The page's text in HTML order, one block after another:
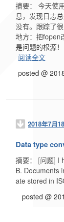
摘要： 今天使
息，发现日志
没有。跟踪了
地方：把fopen
是问题的根源
阅读全文
posted @
2018年7月
Data type
摘要： [问题] I
B. Documents
ate stored in
posted @